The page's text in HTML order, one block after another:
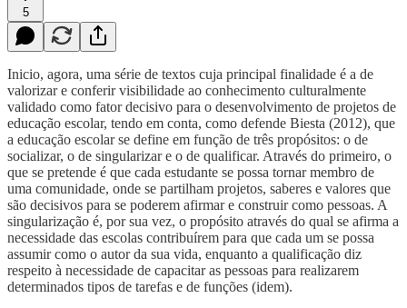
5
Inicio, agora, uma série de textos cuja principal finalidade é a de
valorizar e conferir visibilidade ao conhecimento culturalmente
validado como fator decisivo para o desenvolvimento de projetos de
educação escolar, tendo em conta, como defende Biesta (2012), que
a educação escolar se define em função de três propósitos: o de
socializar, o de singularizar e o de qualificar. Através do primeiro, o
que se pretende é que cada estudante se possa tornar membro de
uma comunidade, onde se partilham projetos, saberes e valores que
são decisivos para se poderem afirmar e construir como pessoas. A
singularização é, por sua vez, o propósito através do qual se afirma a
necessidade das escolas contribuírem para que cada um se possa
assumir como o autor da sua vida, enquanto a qualificação diz
respeito à necessidade de capacitar as pessoas para realizarem
determinados tipos de tarefas e de funções (idem).